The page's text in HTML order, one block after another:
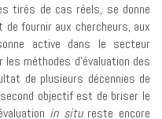
tirés de cas réels, se donne
fournir aux chercheurs, aux
active dans le secteur
méthodes d’évaluation des
de plusieurs décennies de
objectif est de briser le
in situreste encore